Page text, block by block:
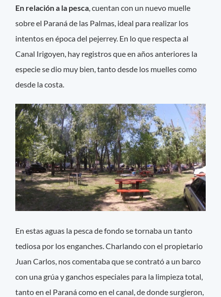
En relación a la pesca, cuentan con un nuevo muelle
sobre el Paraná de las Palmas, ideal para realizar los
intentos en época del pejerrey. En lo que respecta al
Canal Irigoyen, hay registros que en años anteriores la
especie se dio muy bien, tanto desde los muelles como
desde la costa.
En estas aguas la pesca de fondo se tornaba un tanto
tediosa por los enganches. Charlando con el propietario
Juan Carlos, nos comentaba que se contrató a un barco
con una grúa y ganchos especiales para la limpieza total,
tanto en el Paraná como en el canal, de donde surgieron,